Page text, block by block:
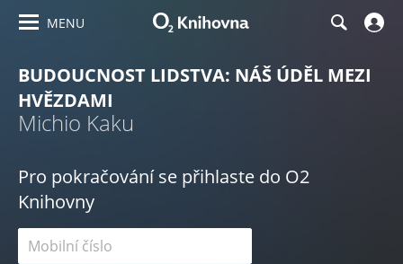
MENU
BUDOUCNOST LIDSTVA: NÁŠ ÚDĚL MEZI
HVĚZDAMI
Michio Kaku
Pro pokračování se přihlaste do O2
Knihovny